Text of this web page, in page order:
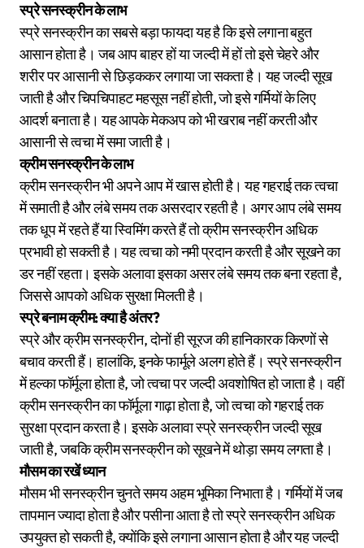
स्प्रे सनस्क्रीन के लाभ
स्प्रे सनस्क्रीन का सबसे बड़ा फायदा यह है कि इसे लगाना बहुत
आसान होता है। जब आप बाहर हों या जल्दी में हों तो इसे चेहरे और
शरीर पर आसानी से छिड़ककर लगाया जा सकता है। यह जल्दी सूख
जाती है और चिपचिपाहट महसूस नहीं होती, जो इसे गर्मियों के लिए
आदर्श बनाता है। यह आपके मेकअप को भी खराब नहीं करती और
आसानी से त्वचा में समा जाती है।
क्रीम सनस्क्रीन के लाभ
क्रीम सनस्क्रीन भी अपने आप में खास होती है। यह गहराई तक त्वचा
में समाती है और लंबे समय तक असरदार रहती है। अगर आप लंबे समय
तक धूप में रहते हैं या स्विमिंग करते हैं तो क्रीम सनस्क्रीन अधिक
प्रभावी हो सकती है। यह त्वचा को नमी प्रदान करती है और सूखने का
डर नहीं रहता। इसके अलावा इसका असर लंबे समय तक बना रहता है,
जिससे आपको अधिक सुरक्षा मिलती है।
स्प्रे बनाम क्रीम: क्या है अंतर?
स्प्रे और क्रीम सनस्क्रीन, दोनों ही सूरज की हानिकारक किरणों से
बचाव करती हैं। हालांकि, इनके फार्मूले अलग होते हैं। स्प्रे सनस्क्रीन
में हल्का फॉर्मूला होता है, जो त्वचा पर जल्दी अवशोषित हो जाता है। वहीं
क्रीम सनस्क्रीन का फॉर्मूला गाढ़ा होता है, जो त्वचा को गहराई तक
सुरक्षा प्रदान करता है। इसके अलावा स्प्रे सनस्क्रीन जल्दी सूख
जाती है, जबकि क्रीम सनस्क्रीन को सूखने में थोड़ा समय लगता है।
मौसम का रखें ध्यान
मौसम भी सनस्क्रीन चुनते समय अहम भूमिका निभाता है। गर्मियों में जब
तापमान ज्यादा होता है और पसीना आता है तो स्प्रे सनस्क्रीन अधिक
उपयुक्त हो सकती है, क्योंकि इसे लगाना आसान होता है और यह जल्दी